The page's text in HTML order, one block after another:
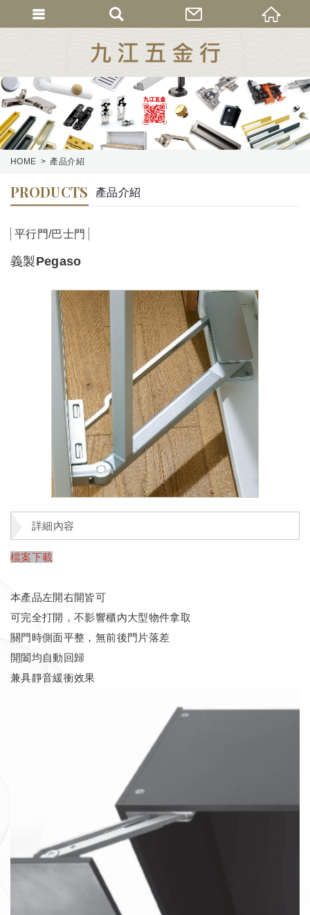
HOME 產品介紹
PRODUCTS 產品介紹
平行門/巴士門
義製Pegaso
詳細內容
檔案下載
本產品左開右開皆可
可完全打開，不影響櫃內大型物件拿取
關門時側面平整，無前後門片落差
開闔均自動回歸
兼具靜音緩衝效果